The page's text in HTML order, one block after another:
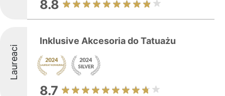
8.8
Laureaci
Inklusive Akcesoria do Tatuażu
8.7